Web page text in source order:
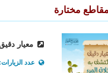
مقاطع مختارة
معيار
عدد الزيارات: 2025